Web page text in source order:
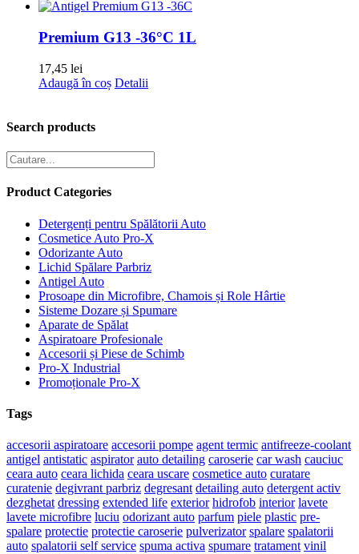
Premium G13 -36°C 1L
17,45 lei
Adaugă în coș Detalii
Search products
Product Categories
Detergenți pentru Spălătorii Auto
Cosmetice Auto Pro-X
Odorizante Auto
Lichid Spălare Parbriz
Antigel Auto
Prosoape din Microfibre, Chamois și Role Hârtie
Sisteme Dozare și Spumare
Aparate de Spălat
Aspiratoare Profesionale
Accesorii și Piese de Schimb
Pro-X Industrial
Promoționale Pro-X
Tags
accesorii aspiratoare accesorii pompe agent termic antifreeze-coolant
antigel antistatic aspirator auto detailing caroserie car wash cauciuc
ceara auto ceara lichida ceara uscare cosmetice auto curatare
curatenie degivrant parbriz degresant detailing auto detergent activ
dezghetat dressing extended life exterior hidrofob interior lavete
lavete microfibre luciu odorizant auto parfum piele plastic pre-
spalare protectie protectie caroserie pulverizator spalare spalatorii
auto spalatorii self service spuma activa spumare tratament vinil